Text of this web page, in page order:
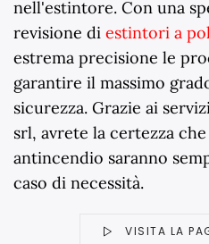
nell'estintore. Con una
revisione di estintori a
estrema precisione le
garantire il massimo
sicurezza. Grazie ai
srl, avrete la certezza
antincendio saranno
caso di necessità.
VISITA LA